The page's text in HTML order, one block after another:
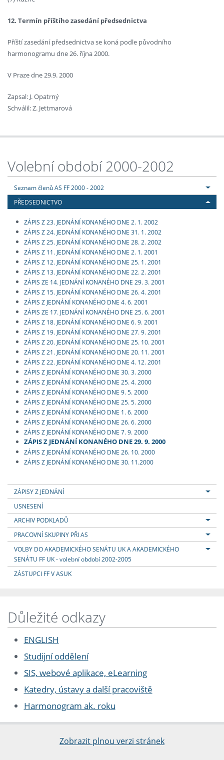
12. Termín příštího zasedání předsednictva
Příští zasedání předsednictva se koná podle původního
harmonogramu dne 26. října 2000.
V Praze dne 29.9. 2000
Zapsal: J. Opatrný
Schválil: Z. Jettmarová
Volební období 2000-2002
Seznam členů AS FF 2000 - 2002
PŘEDSEDNICTVO
ZÁPIS Z 23. JEDNÁNÍ KONANÉHO DNE 2. 1. 2002
ZÁPIS Z 24. JEDNÁNÍ KONANÉHO DNE 31. 1. 2002
ZÁPIS Z 25. JEDNÁNÍ KONANÉHO DNE 28. 2. 2002
ZÁPIS Z 11. JEDNÁNÍ KONANÉHO DNE 2. 1. 2001
ZÁPIS Z 12. JEDNÁNÍ KONANÉHO DNE 25. 1. 2001
ZÁPIS Z 13. JEDNÁNÍ KONANÉHO DNE 22. 2. 2001
ZÁPIS ZE 14. JEDNÁNÍ KONANÉHO DNE 29. 3. 2001
ZÁPIS Z 15. JEDNÁNÍ KONANÉHO DNE 26. 4. 2001
ZÁPIS Z JEDNÁNÍ KONANÉHO DNE 4. 6. 2001
ZÁPIS ZE 17. JEDNÁNÍ KONANÉHO DNE 25. 6. 2001
ZÁPIS Z 18. JEDNÁNÍ KONANÉHO DNE 6. 9. 2001
ZÁPIS Z 19. JEDNÁNÍ KONANÉHO DNE 27. 9. 2001
ZÁPIS Z 20. JEDNÁNÍ KONANÉHO DNE 25. 10. 2001
ZÁPIS Z 21. JEDNÁNÍ KONANÉHO DNE 20. 11. 2001
ZÁPIS Z 22. JEDNÁNÍ KONANÉHO DNE 4. 12. 2001
ZÁPIS Z JEDNÁNÍ KONANÉHO DNE 30. 3. 2000
ZÁPIS Z JEDNÁNÍ KONANÉHO DNE 25. 4. 2000
ZÁPIS Z JEDNÁNÍ KONANÉHO DNE 9. 5. 2000
ZÁPIS Z JEDNÁNÍ KONANÉHO DNE 25. 5. 2000
ZÁPIS Z JEDNÁNÍ KONANÉHO DNE 1. 6. 2000
ZÁPIS Z JEDNÁNÍ KONANÉHO DNE 26. 6. 2000
ZÁPIS Z JEDNÁNÍ KONANÉHO DNE 7. 9. 2000
ZÁPIS Z JEDNÁNÍ KONANÉHO DNE 29. 9. 2000
ZÁPIS Z JEDNÁNÍ KONANÉHO DNE 26. 10. 2000
ZÁPIS Z JEDNÁNÍ KONANÉHO DNE 30. 11.2000
ZÁPISY Z JEDNÁNÍ
USNESENÍ
ARCHIV PODKLADŮ
PRACOVNÍ SKUPINY PŘI AS
VOLBY DO AKADEMICKÉHO SENÁTU UK A AKADEMICKÉHO
SENÁTU FF UK - volební období 2002-2005
ZÁSTUPCI FF V ASUK
Důležité odkazy
ENGLISH
Studijní oddělení
SIS, webové aplikace, eLearning
Katedry, ústavy a další pracoviště
Harmonogram ak. roku
Zobrazit plnou verzi stránek